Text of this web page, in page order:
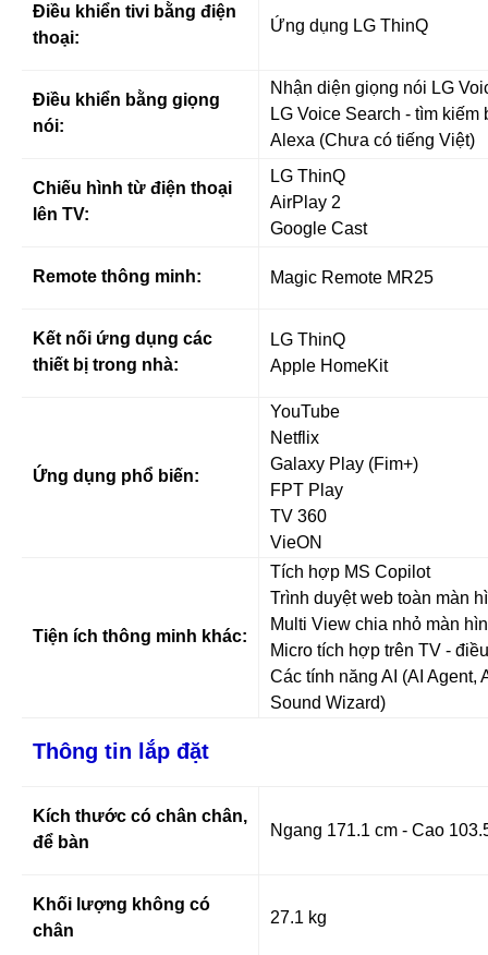
Điều khiển tivi bằng điện
thoại:
Ứng dụng LG ThinQ
Điều khiển bằng giọng
nói:
Nhận diện giọng nói LG
LG Voice Search - tìm
Alexa (Chưa có tiếng Việt)
Chiếu hình từ điện thoại
lên TV:
LG ThinQ
AirPlay 2
Google Cast
Remote thông minh: Magic Remote MR25
Kết nối ứng dụng các
thiết bị trong nhà:
LG ThinQ
Apple HomeKit
Ứng dụng phổ biến:
YouTube
Netflix
Galaxy Play (Fim+)
FPT Play
TV 360
VieON
Tiện ích thông minh khác:
Tích hợp MS Copilot
Trình duyệt web toàn màn
Multi View chia nhỏ màn
Micro tích hợp trên TV -
Các tính năng AI (AI Agent,
Sound Wizard)
Thông tin lắp đặt
Kích thước có chân chân,
để bàn
Ngang 171.1 cm - Cao
Khối lượng không có
chân
27.1 kg